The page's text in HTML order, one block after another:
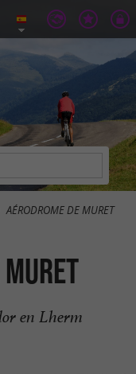
AÉRODROME DE MURET
en Lherm